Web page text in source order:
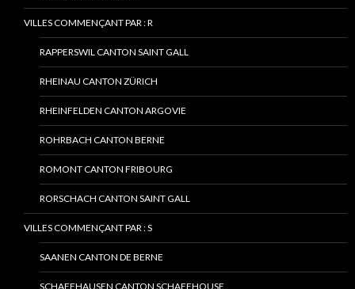
VILLES COMMENÇANT PAR : R
RAPPERSWIL CANTON SAINT GALL
RHEINAU CANTON ZÜRICH
RHEINFELDEN CANTON ARGOVIE
ROHRBACH CANTON BERNE
ROMONT CANTON FRIBOURG
RORSCHACH CANTON SAINT GALL
VILLES COMMENÇANT PAR : S
SAANEN CANTON DE BERNE
SCHAFFHAUSEN CANTON SCHAFFHOUSE